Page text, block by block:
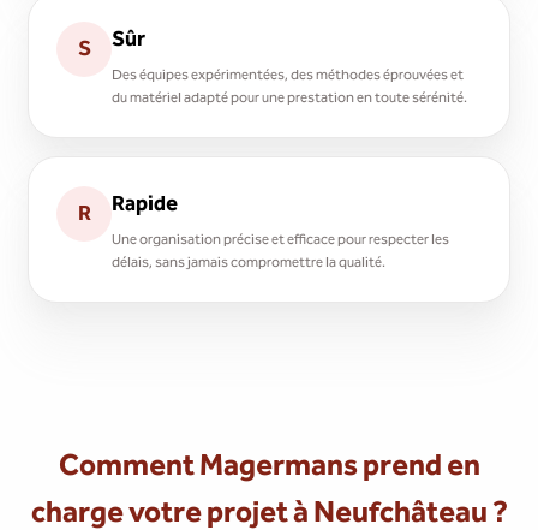
S Sûr
Des équipes expérimentées, des méthodes éprouvées et
du matériel adapté pour une prestation en toute sérénité.
R Rapide
Une organisation précise et efficace pour respecter les
délais, sans jamais compromettre la qualité.
Comment Magermans prend en
charge votre projet à Neufchâteau ?